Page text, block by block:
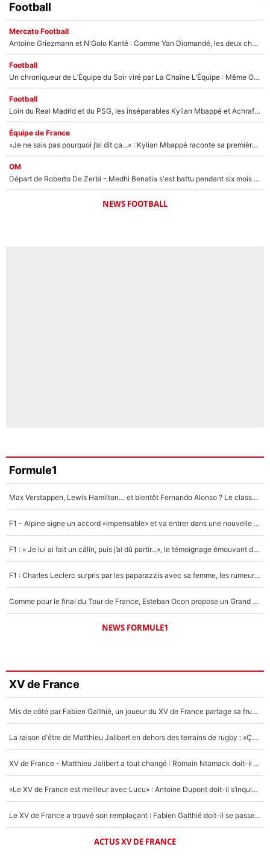
Football
Mercato Football
Antoine Griezmann et N'Golo Kanté : Comme Yan Diomandé, les deux champions du monde ont refusé de signer au PSG !
Football
Un chroniqueur de L’Équipe du Soir viré par La Chaîne L’Équipe : Même Olivier Ménard n’avait pas pu empêcher son départ, «je l’ai appris sur Twitter, je l’ai vécu assez mal»
Football
Loin du Real Madrid et du PSG, les inséparables Kylian Mbappé et Achraf Hakimi changent d'équipe le temps d'une journée !
Équipe de France
«Je ne sais pas pourquoi j’ai dit ça...» : Kylian Mbappé raconte sa première rencontre avec Zinédine Zidane (et c’est très drôle)
OM
Départ de Roberto De Zerbi - Medhi Benatia s'est battu pendant six mois pour le retenir à l'OM, le PSG a été le naufrage de trop : «Je pars avec toi»
NEWS FOOTBALL
Formule1
Max Verstappen, Lewis Hamilton… et bientôt Fernando Alonso ? Le classement des pilotes les mieux payés en Formule 1 risque de changer !
F1 - Alpine signe un accord «impensable» et va entrer dans une nouvelle dimension : Grande nouvelle pour Pierre Gasly !
F1 : « Je lui ai fait un câlin, puis j’ai dû partir...», le témoignage émouvant de Max Verstappen sur sa fille
F1 : Charles Leclerc surpris par les paparazzis avec sa femme, les rumeurs étaient vraies !
Comme pour le final du Tour de France, Esteban Ocon propose un Grand Prix de Formule 1 à Paris : «Autour de l’Arc de Triomphe, ce serait génial» !
NEWS FORMULE1
XV de France
Mis de côté par Fabien Galthié, un joueur du XV de France partage sa frustration : «ils ne me l’ont pas dit tout de suite»
La raison d'être de Matthieu Jalibert en dehors des terrains de rugby : «Ça m'atteint autant que si tu touches à un membre de ma famille»
XV de France - Matthieu Jalibert a tout changé : Romain Ntamack doit-il s’inquiéter pour sa place à un an de la Coupe du monde ?
«Le XV de France est meilleur avec Lucu» : Antoine Dupont doit-il s’inquiéter pour sa place ?
Le XV de France a trouvé son remplaçant : Fabien Galthié doit-il se passer d'Antoine Dupont ?
ACTUS XV DE FRANCE